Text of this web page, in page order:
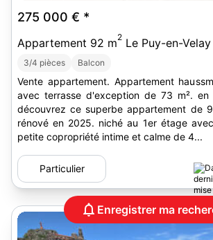
275 000 € *
Appartement 92 m2 Le Puy-en-
3/4 pièces Balcon
Vente appartement. Appartement
avec terrasse d'exception de 73 m². en
découvrez ce superbe appartement de
rénové en 2025. niché au 1er étage
petite copropriété intime et calme de 4...
Particulier
Enregistrer ma